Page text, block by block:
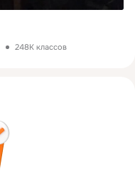
248K классов